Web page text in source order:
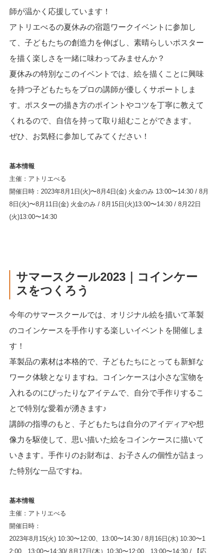
師が温かく応援しています！
アトリエべるの夏休みの宿題ワークイベントに参加し
て、子どもたちの創造力を伸ばし、素晴らしいポスター
を描く楽しさを一緒に味わってみませんか？
夏休みの特別なこのイベントでは、絵を描くことに興味
を持つ子どもたちをプロの講師が優しくサポートしま
す。ポスターの描き方のポイントやコツを丁寧に教えて
くれるので、自信を持って取り組むことができます。
ぜひ、お気軽に参加してみてください！
基本情報
主催：アトリエべる
開催日時：2023年8月1日(火)〜8月4日(金) 火金のみ 13:00〜14:30 / 8月
8日(火)〜8月11日(金) 火金のみ / 8月15日(火)13:00〜14:30 / 8月22日
(火)13:00〜14:30
サマースクール2023｜コインケー
スをつくろう
今年のサマースクールでは、オリジナル絵を描いて革製
のコインケースを手作りする楽しいイベントを開催しま
す！
革製品の素材は本格的で、子どもたちにとっても新鮮な
ワーク体験となりますね。コインケースは小さな宝物を
入れるのにぴったりなアイテムで、自分で手作りするこ
とで特別な愛着が湧きます♪
講師の指導のもと、子どもたちは自分のアイディアや想
像力を駆使して、思い描いた絵をコインケースに描いて
いきます。手作りのお財布は、お子さんの個性が詰まっ
た特別な一品ですね。
基本情報
主催：アトリエべる
開催日時：
2023年8月15(火) 10:30〜12:00、13:00〜14:30 / 8月16日(水) 10:30〜1
2:00、13:00〜14:30/ 8月17日(木）10:30〜12:00、13:00〜14:30 / 【応